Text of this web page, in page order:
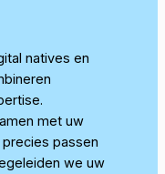
natives en
met uw
passen
we uw